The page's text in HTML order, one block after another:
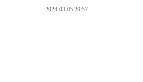
2024-03-05 20:57